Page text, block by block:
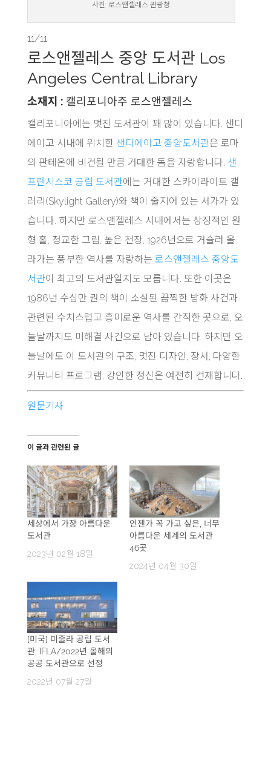
사진: 로스앤젤레스 관광청
11/11
로스앤젤레스 중앙 도서관 Los
Angeles Central Library
소재지 : 캘리포니아주 로스앤젤레스
캘리포니아에는 멋진 도서관이 꽤 많이 있습니다. 샌디
에이고 시내에 위치한 샌디에이고 중앙도서관은 로마
의 판테온에 비견될 만큼 거대한 돔을 자랑합니다. 샌
프란시스코 공립 도서관에는 거대한 스카이라이트 갤
러리(Skylight Gallery)와 책이 줄지어 있는 서가가 있
습니다. 하지만 로스앤젤레스 시내에서는 상징적인 원
형 홀, 정교한 그림, 높은 천장, 1926년으로 거슬러 올
라가는 풍부한 역사를 자랑하는 로스앤젤레스 중앙도
서관이 최고의 도서관일지도 모릅니다. 또한 이곳은
1986년 수십만 권의 책이 소실된 끔찍한 방화 사건과
관련된 수치스럽고 흥미로운 역사를 간직한 곳으로, 오
늘날까지도 미해결 사건으로 남아 있습니다. 하지만 오
늘날에도 이 도서관의 구조, 멋진 디자인, 장서, 다양한
커뮤니티 프로그램, 강인한 정신은 여전히 건재합니다.
원문기사
이 글과 관련된 글
세상에서 가장 아름다운
도서관
2023년 02월 18일
언젠가 꼭 가고 싶은, 너무
아름다운 세계의 도서관
46곳
2024년 04월 30일
[미국] 미줄라 공립 도서
관, IFLA/2022년 올해의
공공 도서관으로 선정
2022년 07월 27일